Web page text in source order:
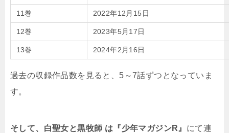
11巻 2022年12月15日
12巻 2023年5月17日
13巻 2024年2月16日
過去の収録作品数を見ると、5～7話ずつとなっていま
す。
そして、白聖女と黒牧師 は『少年マガジンR』 にて連